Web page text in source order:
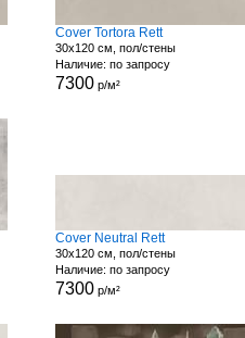
Cover Tortora Rett
30x120 см, пол/стены
Наличие: по запросу
7300р/м²
Cover Neutral Rett
30x120 см, пол/стены
Наличие: по запросу
7300р/м²